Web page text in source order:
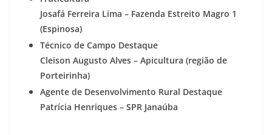
Josafá Ferreira Lima – Fazenda Estreito Magro 1
(Espinosa)
Técnico de Campo Destaque
Cleison Augusto Alves – Apicultura (região de
Porteirinha)
Agente de Desenvolvimento Rural Destaque
Patrícia Henriques – SPR Janaúba